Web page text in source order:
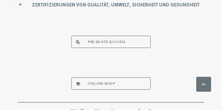
Zertifizierungen von Qualität, Umwelt, Sicherheit und Gesundheit
PRODUKTE SUCHEN
ONLINE-SHOP